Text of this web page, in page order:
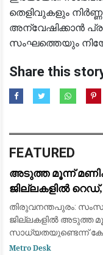
തെളിവുകളും
അന്വേഷിക്കാൻ
സംഘത്തെയും
Share this
FEATURED
അടുത്ത മൂന്ന്
ജില്ലകളിൽ
പ്രഖ്യാപിച്ചു
തിരുവനന്തപുരം:
ജില്ലകളിൽ അടുത്ത
സാധ്യതയുണ്ടെന്ന്
കോട്ടയം, ആലപ്പുഴ,
Metro Desk